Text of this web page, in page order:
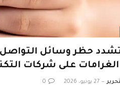
تشدد حظر وسائل التواصل
على شركات
27 يونيو، 2026 0